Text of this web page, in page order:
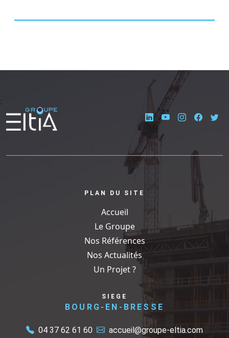
PLAN DU SITE
Accueil
Le Groupe
Nos Références
Nos Actualités
Un Projet ?
SIEGE
BOURG-EN-BRESSE
04 37 62 61 60
accueil@groupe-eltia.com